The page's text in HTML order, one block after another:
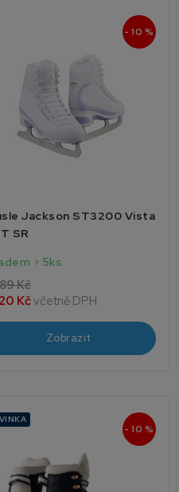
- 10 %
Jackson ST3200 Vista
SR
> 5ks
Kč
Kčvčetně DPH
Zobrazit
- 10 %